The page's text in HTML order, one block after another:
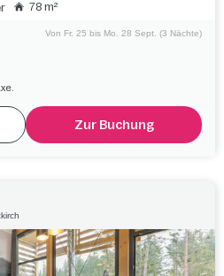
78 m²
Von Fr. 25 bis Mo. 28 Sept. (3 Nächte)
Zur Buchung